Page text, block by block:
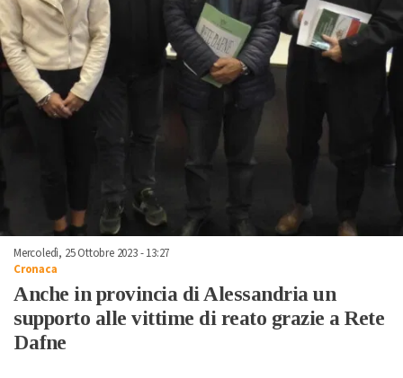
Mercoledì, 25 Ottobre 2023 - 13:27
Cronaca
Anche in provincia di Alessandria un
supporto alle vittime di reato grazie a Rete
Dafne